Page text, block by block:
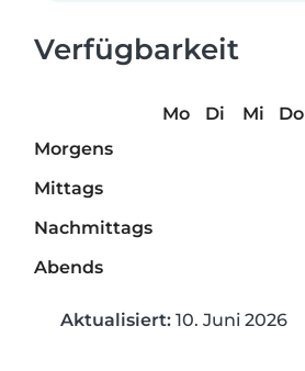
Verfügbarkeit
Mo Di Mi Do
Morgens
Mittags
Nachmittags
Abends
Aktualisiert: 10. Juni 2026